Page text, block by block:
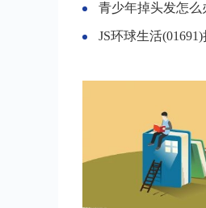
青少年掉头发怎么
JS环球生活(01691)